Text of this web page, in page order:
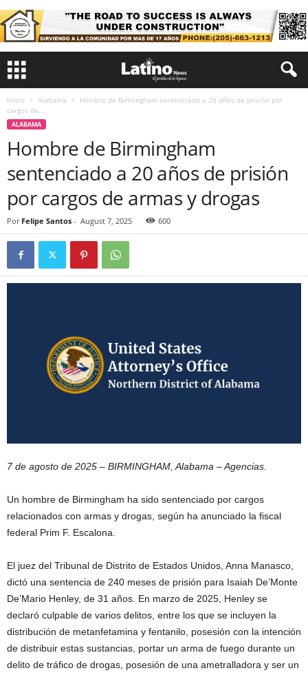
Inicio Alabama
Hombre de Birmingham sentenciado a 20 años de prisión por
cargos de...
ALABAMA
Hombre de Birmingham
sentenciado a 20 años de prisión
por cargos de armas y drogas
Por Felipe Santos - August 7, 2025 600
7 de agosto de 2025 – BIRMINGHAM, Alabama – Agencias.
Un hombre de Birmingham ha sido sentenciado por cargos
relacionados con armas y drogas, según ha anunciado la fiscal
federal Prim F. Escalona.
El juez del Tribunal de Distrito de Estados Unidos, Anna Manasco,
dictó una sentencia de 240 meses de prisión para Isaiah De’Monte
De’Mario Henley, de 31 años. En marzo de 2025, Henley se
declaró culpable de varios delitos, entre los que se incluyen la
distribución de metanfetamina y fentanilo, posesión con la intención
de distribuir estas sustancias, portar un arma de fuego durante un
delito de tráfico de drogas, posesión de una ametralladora y ser un